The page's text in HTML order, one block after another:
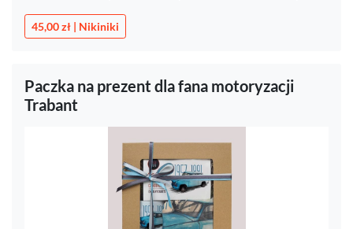
45,00 zł | Nikiniki
Paczka na prezent dla fana motoryzacji
Trabant